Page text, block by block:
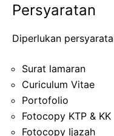
Persyaratan
Diperlukan
Surat lamaran
Curiculum Vitae
Portofolio
Fotocopy KTP & KK
Fotocopy Ijazah